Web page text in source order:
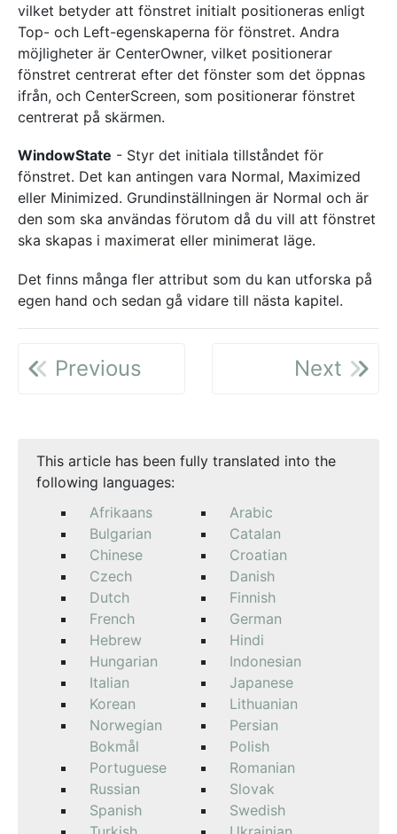
vilket betyder att fönstret initialt positioneras enligt
Top- och Left-egenskaperna för fönstret. Andra
möjligheter är CenterOwner, vilket positionerar
fönstret centrerat efter det fönster som det öppnas
ifrån, och CenterScreen, som positionerar fönstret
centrerat på skärmen.
WindowState - Styr det initiala tillståndet för
fönstret. Det kan antingen vara Normal, Maximized
eller Minimized. Grundinställningen är Normal och är
den som ska användas förutom då du vill att fönstret
ska skapas i maximerat eller minimerat läge.
Det finns många fler attribut som du kan utforska på
egen hand och sedan gå vidare till nästa kapitel.
Previous Next
This article has been fully translated into the
following languages:
Afrikaans
Arabic
Bulgarian
Catalan
Chinese
Croatian
Czech
Danish
Dutch
Finnish
French
German
Hebrew
Hindi
Hungarian
Indonesian
Italian
Japanese
Korean
Lithuanian
Norwegian
Bokmål
Persian
Polish
Portuguese
Romanian
Russian
Slovak
Spanish
Swedish